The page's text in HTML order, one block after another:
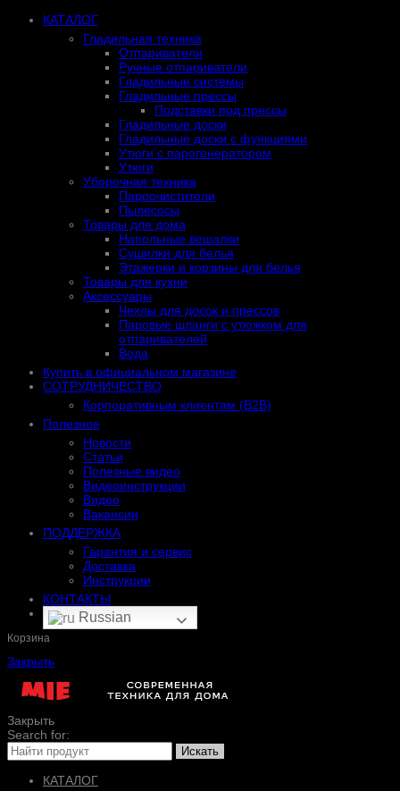
КАТАЛОГ
Гладильная техника
Отпариватели
Ручные отпариватели
Гладильные системы
Гладильные прессы
Подставки под прессы
Гладильные доски
Гладильные доски с функциями
Утюги с парогенератором
Утюги
Уборочная техника
Пароочистители
Пылесосы
Товары для дома
Напольные вешалки
Сушилки для белья
Этажерки и корзины для белья
Товары для кухни
Аксессуары
Чехлы для досок и прессов
Паровые шланги с утюжком для
отпаривателей
Вода
Купить в официальном магазине
СОТРУДНИЧЕСТВО
Корпоративным клиентам (B2B)
Полезное
Новости
Статьи
Полезные видео
Видеоинструкции
Видео
Вакансии
ПОДДЕРЖКА
Гарантия и сервис
Доставка
Инструкции
КОНТАКТЫ
Russian
Корзина
Закрыть
Закрыть
Search for:
Искать
КАТАЛОГ